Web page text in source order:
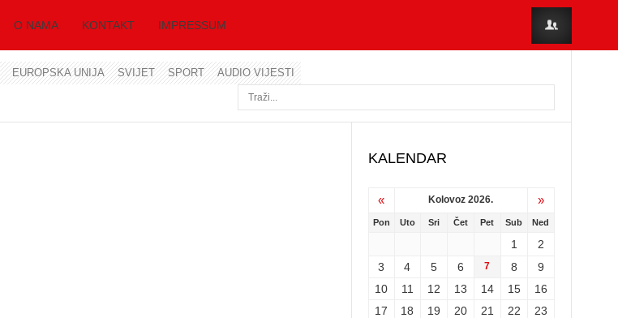
O NAMA KONTAKT IMPRESSUM
EUROPSKA UNIJA SVIJET SPORT AUDIO VIJESTI
KALENDAR
« Kolovoz 2026. »
Pon Uto Sri Čet Pet Sub Ned
1
2
3
4 5 6 7 8
9
10
11 12 13 14 15
16
17
18 19 20 21 22
23